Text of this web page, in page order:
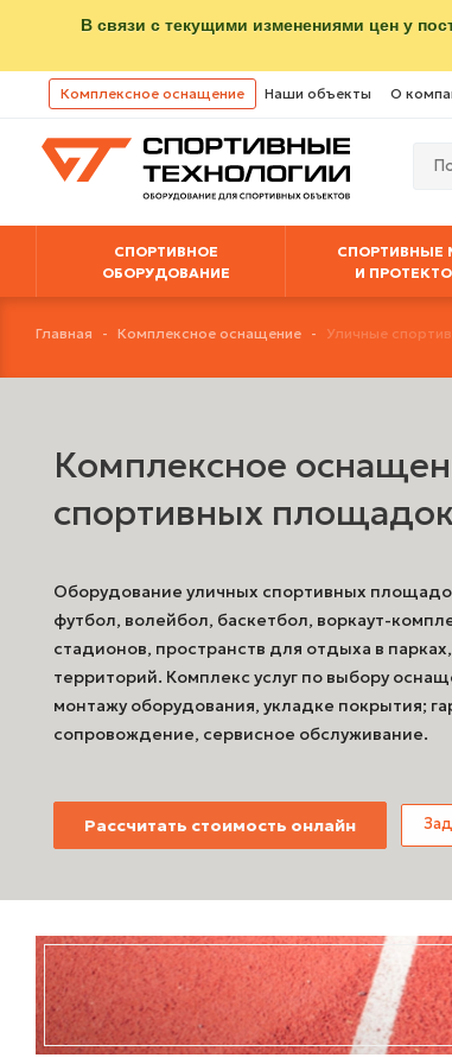
В связи с текущими изменениями цен у
Комплексное оснащение Наши объекты О
СПОРТИВНОЕ
ОБОРУДОВАНИЕ
СПОРТИВНЫЕ
И
Главная - Комплексное оснащение - Уличные
Комплексное
спортивных
Оборудование уличных спортивных
футбол, волейбол, баскетбол, воркаут-
стадионов, пространств для отдыха в
территорий. Комплекс услуг по выбору
монтажу оборудования, укладке покрытия;
сопровождение, сервисное обслуживание.
Рассчитать стоимость онлайн